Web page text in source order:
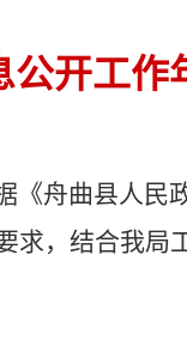
开工作
《舟曲县人民
求，结合我局